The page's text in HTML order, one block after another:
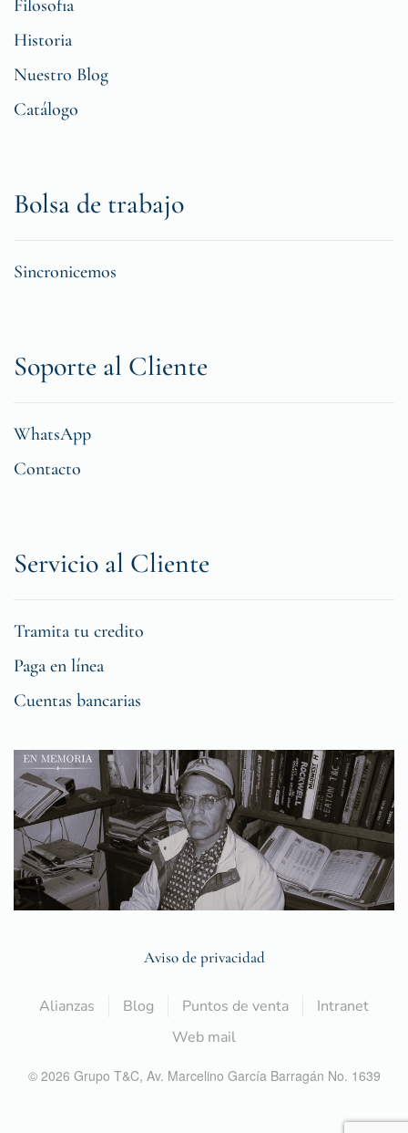
Filosofia
Historia
Nuestro Blog
Catálogo
Bolsa de trabajo
Sincronicemos
Soporte al Cliente
WhatsApp
Contacto
Servicio al Cliente
Tramita tu credito
Paga en línea
Cuentas bancarias
Aviso de privacidad
Alianzas Blog Puntos de venta
Intranet
Web mail
© 2026 Grupo T&C, Av. Marcelino García Barragán No. 1639